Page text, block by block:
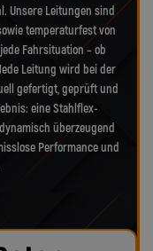
Unsere Leitungen sind
temperaturfest von
Fahrsituation – ob
Leitung wird bei der
gefertigt, geprüft und
eine Stahlflex-
überzeugend
Performance und